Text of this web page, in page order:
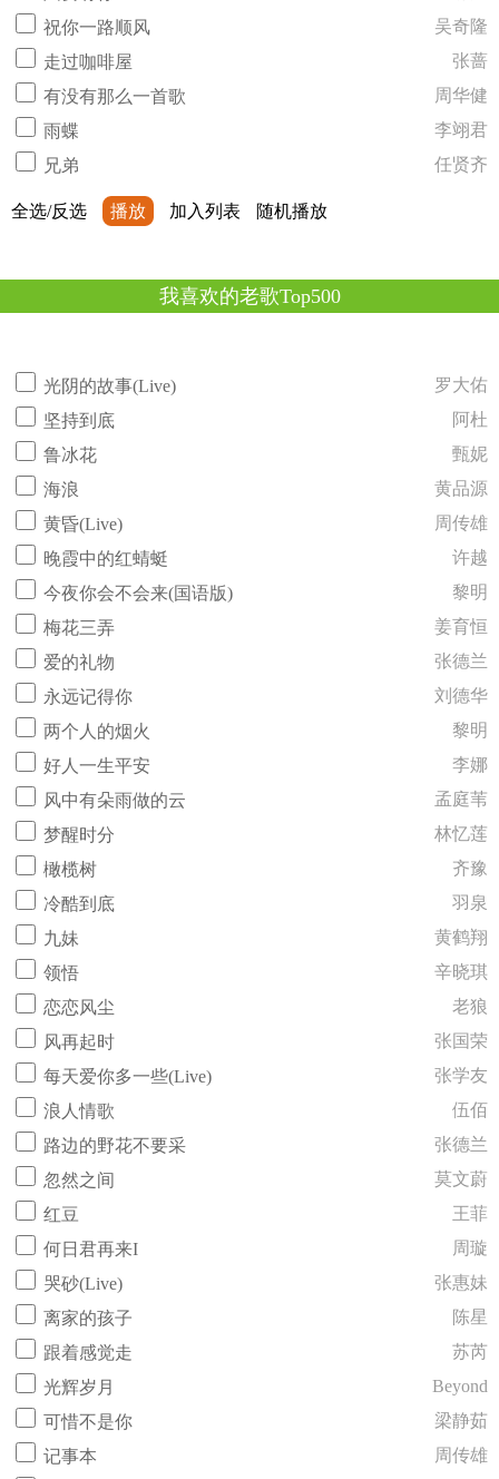
祝你一路顺风
吴奇隆
走过咖啡屋
张蔷
有没有那么一首歌
周华健
雨蝶
李翊君
兄弟
任贤齐
全选/反选 播放 加入列表 随机播放
我喜欢的老歌Top500
光阴的故事(Live)
罗大佑
坚持到底
阿杜
鲁冰花
甄妮
海浪
黄品源
黄昏(Live)
周传雄
晚霞中的红蜻蜓
许越
今夜你会不会来(国语版)
黎明
梅花三弄
姜育恒
爱的礼物
张德兰
永远记得你
刘德华
两个人的烟火
黎明
好人一生平安
李娜
风中有朵雨做的云
孟庭苇
梦醒时分
林忆莲
橄榄树
齐豫
冷酷到底
羽泉
九妹
黄鹤翔
领悟
辛晓琪
恋恋风尘
老狼
风再起时
张国荣
每天爱你多一些(Live)
张学友
浪人情歌
伍佰
路边的野花不要采
张德兰
忽然之间
莫文蔚
红豆
王菲
何日君再来I
周璇
哭砂(Live)
张惠妹
离家的孩子
陈星
跟着感觉走
苏芮
光辉岁月
Beyond
可惜不是你
梁静茹
记事本
周传雄